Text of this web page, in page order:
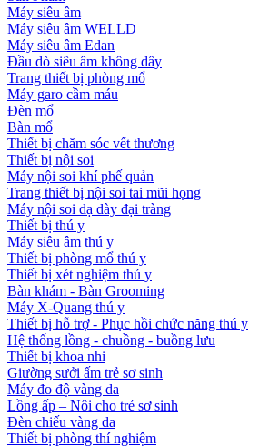
Máy siêu âm
Máy siêu âm WELLD
Máy siêu âm Edan
Đầu dò siêu âm không dây
Trang thiết bị phòng mổ
Máy garo cầm máu
Đèn mổ
Bàn mổ
Thiết bị chăm sóc vết thương
Thiết bị nội soi
Máy nội soi khí phế quản
Trang thiết bị nội soi tai mũi họng
Máy nội soi dạ dày đại tràng
Thiết bị thú y
Máy siêu âm thú y
Thiết bị phòng mổ thú y
Thiết bị xét nghiệm thú y
Bàn khám - Bàn Grooming
Máy X-Quang thú y
Thiết bị hỗ trợ - Phục hồi chức năng thú y
Hệ thống lồng - chuồng - buồng lưu
Thiết bị khoa nhi
Giường sưởi ấm trẻ sơ sinh
Máy đo độ vàng da
Lồng ấp – Nôi cho trẻ sơ sinh
Đèn chiếu vàng da
Thiết bị phòng thí nghiệm